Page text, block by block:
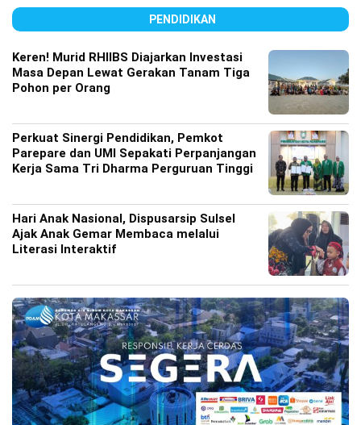
PENDIDIKAN
Keren! Murid RHIIBS Diajarkan Investasi
Masa Depan Lewat Gerakan Tanam Tiga
Pohon per Orang
Perkuat Sinergi Pendidikan, Pemkot
Parepare dan UMI Sepakati Perpanjangan
Kerja Sama Tri Dharma Perguruan Tinggi
Hari Anak Nasional, Dispusarsip Sulsel
Ajak Anak Gemar Membaca melalui
Literasi Interaktif